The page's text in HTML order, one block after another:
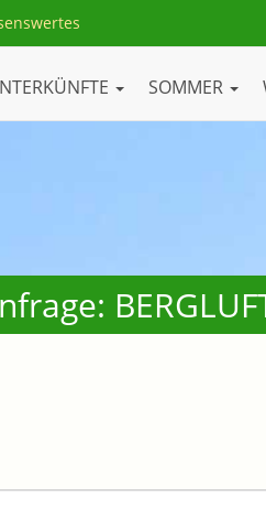
SOMMER